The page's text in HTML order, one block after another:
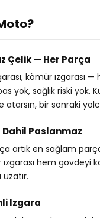
Çelik — Her Parça
kömür ızgarası
yok, sağlık riski yok.
atarsın, bir sonraki
Paslanmaz
artık en sağlam
hem gövdeyi
Izgara